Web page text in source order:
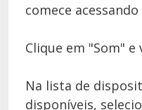
comece
Clique em "Som" e
Na lista de
disponíveis,